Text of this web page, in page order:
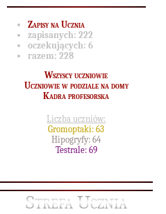
Zapisy na Ucznia
zapisanych: 222
oczekujących: 6
razem: 228
Wszyscy uczniowie
Uczniowie w podziale na domy
Kadra profesorska
Liczba uczniów:
Gromoptaki: 63
Hipogryfy: 64
Testrale: 69
Strefa Ucznia